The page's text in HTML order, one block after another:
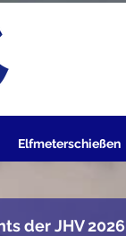
der JHV 2026
Elfmeterschießen